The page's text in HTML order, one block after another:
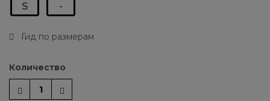
S -
Гид по размерам
Количество